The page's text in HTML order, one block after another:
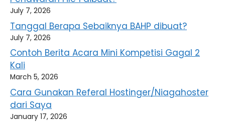
July 7, 2026
Tanggal Berapa Sebaiknya BAHP dibuat?
July 7, 2026
Contoh Berita Acara Mini Kompetisi Gagal 2
Kali
March 5, 2026
Cara Gunakan Referal Hostinger/Niagahoster
dari Saya
January 17, 2026